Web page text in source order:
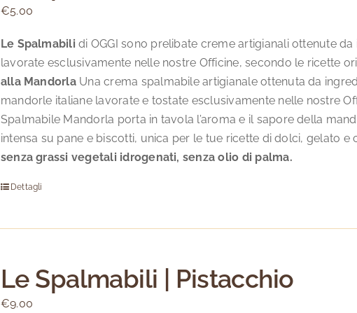
€5.00
Le Spalmabili di OGGI sono prelibate creme artigianali ottenute
lavorate esclusivamente nelle nostre Officine, secondo le ricette
alla MandorlaUna crema spalmabile artigianale ottenuta da
mandorle italiane lavorate e tostate esclusivamente nelle nostre
Spalmabile Mandorla porta in tavola l’aroma e il sapore della
intensa su pane e biscotti, unica per le tue ricette di dolci, gelato e
senza grassi vegetali idrogenati, senza olio di palma.
Dettagli
Le Spalmabili | Pistacchio
€9.00